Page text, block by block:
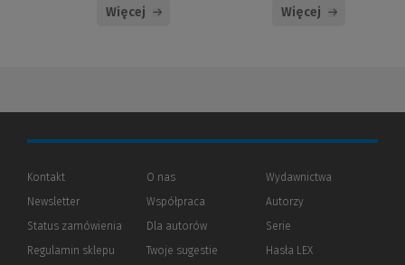
Więcej Więcej
Kontakt
Newsletter
Status zamówienia
Regulamin sklepu
O nas
Współpraca
Dla autorów(Nowe
(Link
innej
Twoje sugestie
Wydawnictwa
Autorzy
Serie
Hasła LEX